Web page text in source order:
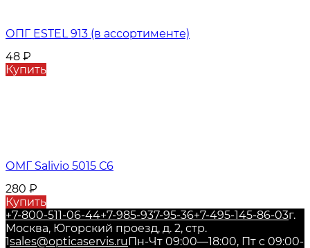
ОПГ ESTEL 913 (в ассортименте)
48 ₽
Купить
ОМГ Salivio 5015 С6
280 ₽
Купить
+7-800-511-06-44+7-985-937-95-36+7-495-145-86-03г.
Москва, Югорский проезд, д. 2, стр.
1sales@opticaservis.ruПн-Чт 09:00—18:00, Пт с 09:00-